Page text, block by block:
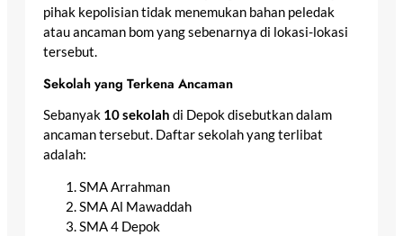
pihak kepolisian tidak menemukan bahan peledak
atau ancaman bom yang sebenarnya di lokasi-lokasi
tersebut.
Sekolah yang Terkena Ancaman
Sebanyak 10 sekolah di Depok disebutkan dalam
ancaman tersebut. Daftar sekolah yang terlibat
adalah:
SMA Arrahman
SMA Al Mawaddah
SMA 4 Depok